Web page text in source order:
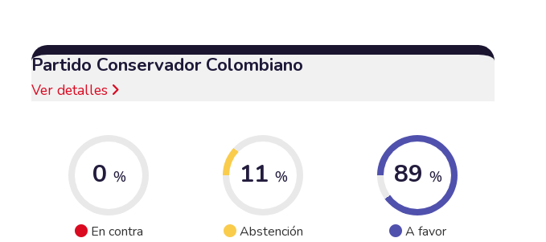
Partido Conservador Colombiano
Ver detalles
0 %
En contra
11 %
Abstención
89 %
A favor